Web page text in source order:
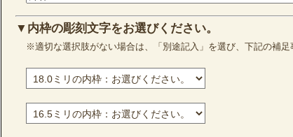
▼内枠の彫刻文字をお選びください。
※適切な選択肢がない場合は、「別途記入」を選び、下記の補足